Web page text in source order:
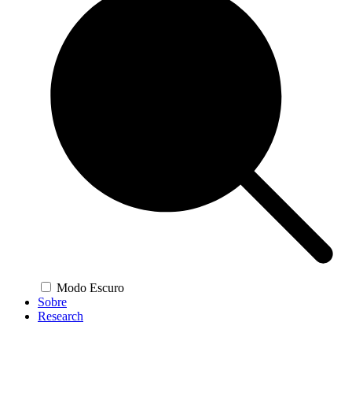
Modo Escuro
Sobre
Research